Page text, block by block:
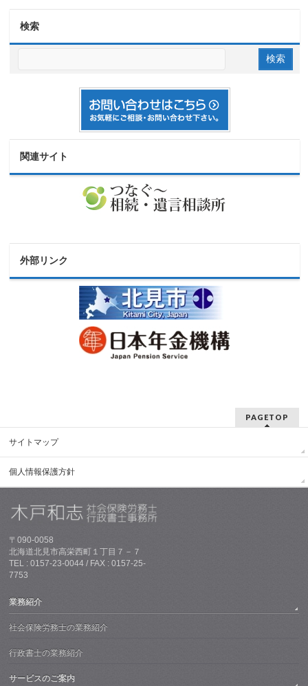
検索
関連サイト
外部リンク
PAGETOP
サイトマップ
個人情報保護方針
〒090-0058
北海道北見市高栄西町１丁目７－７
TEL : 0157-23-0044 / FAX : 0157-25-
7753
業務紹介
社会保険労務士の業務紹介
行政書士の業務紹介
サービスのご案内